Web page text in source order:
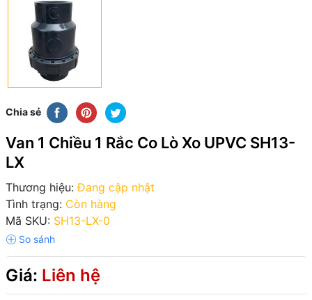
Chia sẻ
Van 1 Chiều 1 Rắc Co Lò Xo UPVC SH13-
LX
Thương hiệu: Đang cập nhật
Tình trạng: Còn hàng
Mã SKU: SH13-LX-0
Giá: Liên hệ